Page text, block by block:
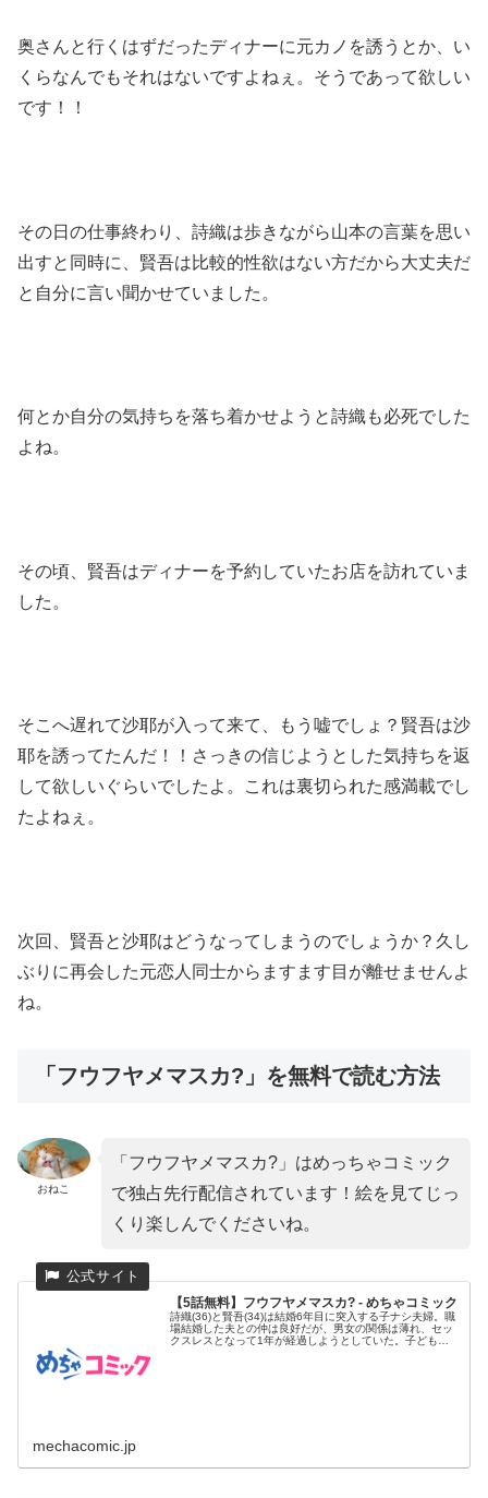
奥さんと行くはずだったディナーに元カノを誘うとか、い
くらなんでもそれはないですよねぇ。そうであって欲しい
です！！
その日の仕事終わり、詩織は歩きながら山本の言葉を思い
出すと同時に、賢吾は比較的性欲はない方だから大丈夫だ
と自分に言い聞かせていました。
何とか自分の気持ちを落ち着かせようと詩織も必死でした
よね。
その頃、賢吾はディナーを予約していたお店を訪れていま
した。
そこへ遅れて沙耶が入って来て、もう嘘でしょ？賢吾は沙
耶を誘ってたんだ！！さっきの信じようとした気持ちを返
して欲しいぐらいでしたよ。これは裏切られた感満載でし
たよねぇ。
次回、賢吾と沙耶はどうなってしまうのでしょうか？久し
ぶりに再会した元恋人同士からますます目が離せませんよ
ね。
「フウフヤメマスカ?」を無料で読む方法
おねこ
「フウフヤメマスカ?」はめっちゃコミック
で独占先行配信されています！絵を見てじっ
くり楽しんでくださいね。
【5話無料】フウフヤメマスカ? - めちゃコミック
詩織(36)と賢吾(34)は結婚6年目に突入する子ナシ夫婦。職
場結婚した夫との仲は良好だが、男女の関係は薄れ、セッ
クスレスとなって1年が経過しようとしていた。子どもが
mechacomic.jp